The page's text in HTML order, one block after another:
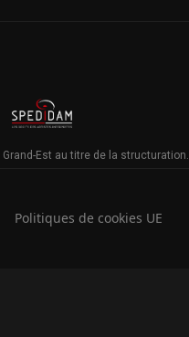
Est au titre de la structuration.
Politiques de cookies UE